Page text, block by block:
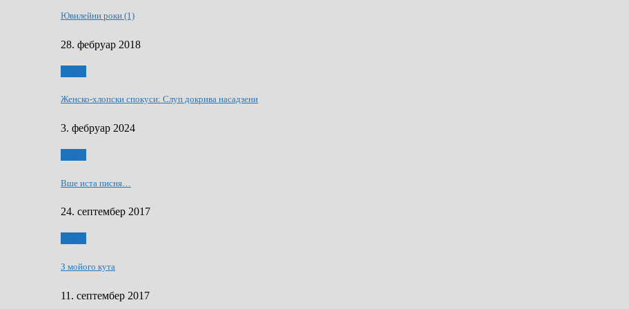
Ювилейни роки (1)
28. фебруар 2018
Женско-хлопски спокуси: Слуп докрива насадзени
3. фебруар 2024
Вше иста писня…
24. септембер 2017
З мойого кута
11. септембер 2017